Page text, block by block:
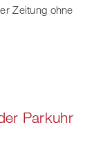
Zeitung ohne
Parkuhr